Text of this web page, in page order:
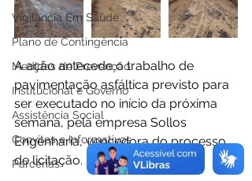
Vigilância Em Saúde
Plano de Contingência
Medidas de Prevenção
Institucional e Governo
Assistência Social
Convites e Informativos
Parcerias
A ação antecede o trabalho de
pavimentação asfáltica previsto para
ser executado no início da próxima
semana, pela empresa Sollos
Engenharia, vencedora do processo
de licitação.